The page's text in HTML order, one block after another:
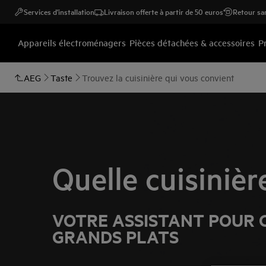
Services d'installation Livraison offerte à partir de 50 euros Retour
Appareils électroménagers Pièces détachées & accessoires
AEG Taste Trouvez la cuisinière qui vous convient
Quelle
VOTRE ASSISTANT POUR
GRANDS PLATS